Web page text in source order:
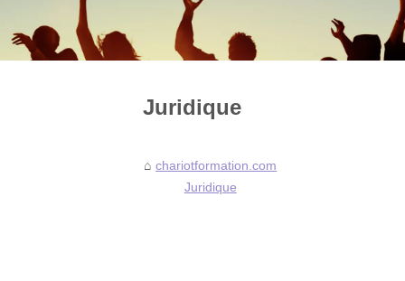
Juridique
chariotformation.com
Juridique